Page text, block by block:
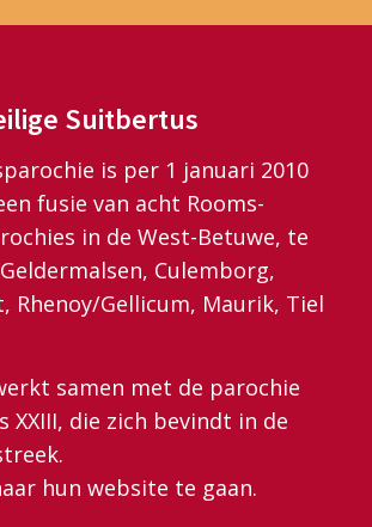
Suitbertus
is per 1 januari 2010
fusie van acht Rooms-
in de West-Betuwe, te
Culemborg,
Rhenoy/Gellicum, Maurik, Tiel
samen met de parochie
XXIII, die zich bevindt in de
hun website te gaan.